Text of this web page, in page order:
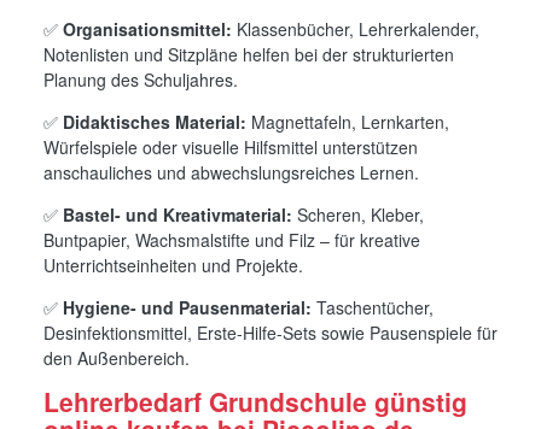
✅ Organisationsmittel: Klassenbücher, Lehrerkalender,
Notenlisten und Sitzpläne helfen bei der strukturierten
Planung des Schuljahres.
✅ Didaktisches Material: Magnettafeln, Lernkarten,
Würfelspiele oder visuelle Hilfsmittel unterstützen
anschauliches und abwechslungsreiches Lernen.
✅ Bastel- und Kreativmaterial: Scheren, Kleber,
Buntpapier, Wachsmalstifte und Filz – für kreative
Unterrichtseinheiten und Projekte.
✅ Hygiene- und Pausenmaterial: Taschentücher,
Desinfektionsmittel, Erste-Hilfe-Sets sowie Pausenspiele für
den Außenbereich.
Lehrerbedarf Grundschule günstig